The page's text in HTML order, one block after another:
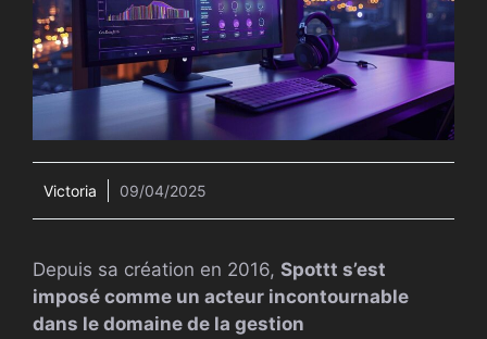
Victoria 09/04/2025
Depuis sa création en 2016, Spottt s’est
imposé comme un acteur incontournable
dans le domaine de la gestion